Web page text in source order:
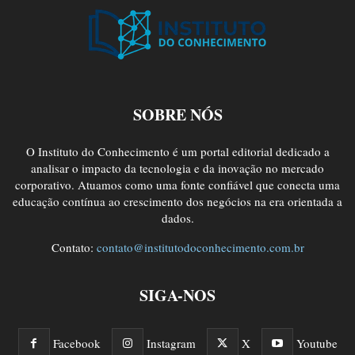
SOBRE NÓS
O Instituto do Conhecimento é um portal editorial dedicado a
analisar o impacto da tecnologia e da inovação no mercado
corporativo. Atuamos como uma fonte confiável que conecta uma
educação contínua ao crescimento dos negócios na era orientada a
dados.
Contato: contato@institutodoconhecimento.com.br
SIGA-NOS
Facebook Instagram X Youtube